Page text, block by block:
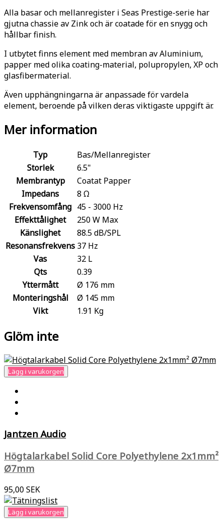
Alla basar och mellanregister i Seas Prestige-serie har
gjutna chassie av Zink och är coatade för en snygg och
hållbar finish.
I utbytet finns element med membran av Aluminium,
papper med olika coating-material, polupropylen, XP och
glasfibermaterial.
Även upphängningarna är anpassade för vardela
element, beroende på vilken deras viktigaste uppgift är.
Mer information
Typ
Bas/Mellanregister
Storlek
6.5"
Membrantyp
Coatat Papper
Impedans
8 Ω
Frekvensomfång 45 - 3000 Hz
Effekttålighet
250 W Max
Känslighet
88.5 dB/SPL
Resonansfrekvens 37 Hz
Vas
32 L
Qts
0.39
Yttermått
Ø 176 mm
Monteringshål
Ø 145 mm
Vikt
1.91 Kg
Glöm inte
Lägg i varukorgen
Jantzen Audio
Högtalarkabel Solid Core Polyethylene 2x1mm²
Ø7mm
95,00 SEK
Lägg i varukorgen